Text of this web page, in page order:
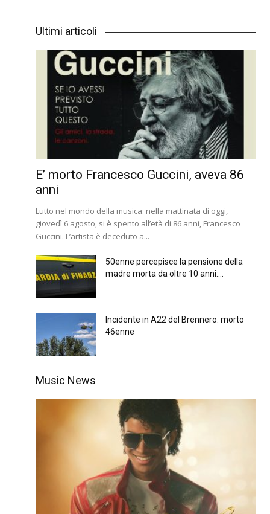
Ultimi articoli
E’ morto Francesco Guccini, aveva 86
anni
Lutto nel mondo della musica: nella mattinata di oggi,
giovedì 6 agosto, si è spento all’età di 86 anni, Francesco
Guccini. L’artista è deceduto a...
50enne percepisce la pensione della
madre morta da oltre 10 anni:...
Incidente in A22 del Brennero: morto
46enne
Music News